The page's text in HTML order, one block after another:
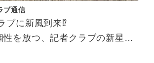
ブ通信
ブに新風到来⁉
性を放つ、記者クラブの新星た